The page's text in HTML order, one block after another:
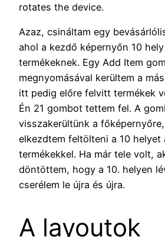
rotates the device.
Azaz, csináltam egy
ahol a kezdő képernyőn 10
termékeknek. Egy Add Item
megnyomásával kerültem a
itt pedig előre felvitt termékek
Én 21 gombot tettem fel. A
visszakerültünk a
elkezdtem feltölteni a 10
termékekkel. Ha már tele volt,
döntöttem, hogy a 10. helyen
cserélem le újra és újra.
A layoutok